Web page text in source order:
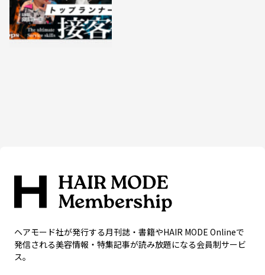
ヘアモード社が発行する月刊誌・書籍やHAIR MODE Onlineで
発信される美容情報・特集記事が読み放題になる会員制サービ
ス。